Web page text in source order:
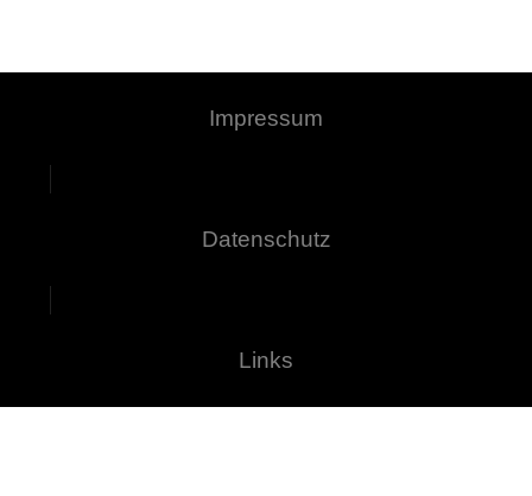
Impressum
Datenschutz
Links